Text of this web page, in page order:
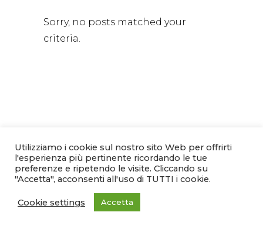
Sorry, no posts matched your
criteria.
Utilizziamo i cookie sul nostro sito Web per offrirti
l'esperienza più pertinente ricordando le tue
preferenze e ripetendo le visite. Cliccando su
"Accetta", acconsenti all'uso di TUTTI i cookie.
Cookie settings Accetta